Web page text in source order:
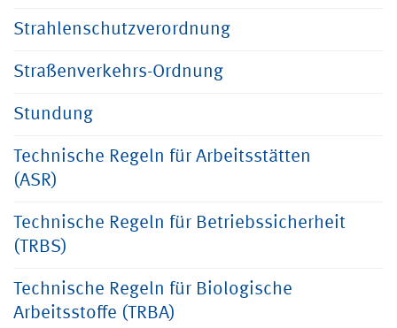
Strahlenschutzverordnung
Straßenverkehrs-Ordnung
Stundung
Technische Regeln für Arbeitsstätten
(ASR)
Technische Regeln für Betriebssicherheit
(TRBS)
Technische Regeln für Biologische
Arbeitsstoffe (TRBA)